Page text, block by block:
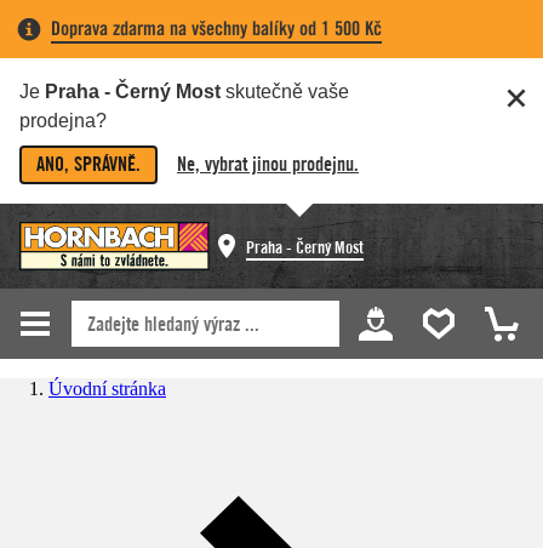
Doprava zdarma na všechny balíky od 1 500 Kč
Je Praha - Černý Most skutečně vaše
prodejna?
ANO, SPRÁVNĚ. Ne, vybrat jinou prodejnu.
Praha - Černý Most
Úvodní stránka